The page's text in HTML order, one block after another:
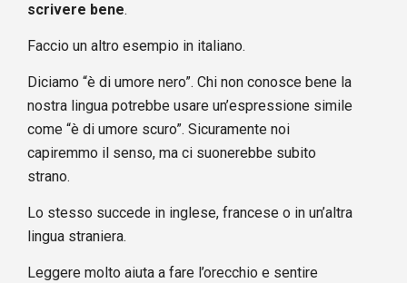
scrivere bene.
Faccio un altro esempio in italiano.
Diciamo “è di umore nero”. Chi non conosce bene la
nostra lingua potrebbe usare un’espressione simile
come “è di umore scuro”. Sicuramente noi
capiremmo il senso, ma ci suonerebbe subito
strano.
Lo stesso succede in inglese, francese o in un’altra
lingua straniera.
Leggere molto aiuta a fare l’orecchio e sentire